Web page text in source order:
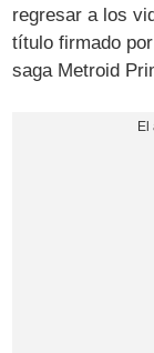
regresar a los
título firmado
saga Metroid